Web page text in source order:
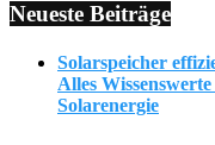
Neueste Beiträge
Solarspeicher
Alles
Solarenergie